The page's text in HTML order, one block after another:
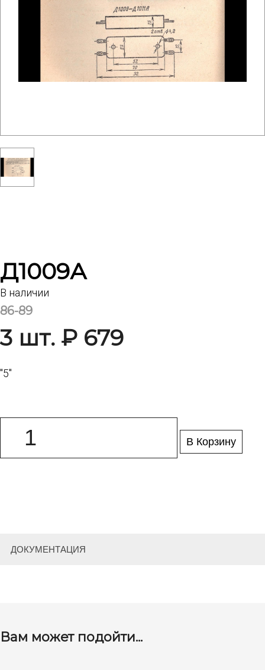
Д1009А
В наличии
86-89
3 шт. ₽ 679
"5"
В Корзину
ДОКУМЕНТАЦИЯ
Вам может подойти...